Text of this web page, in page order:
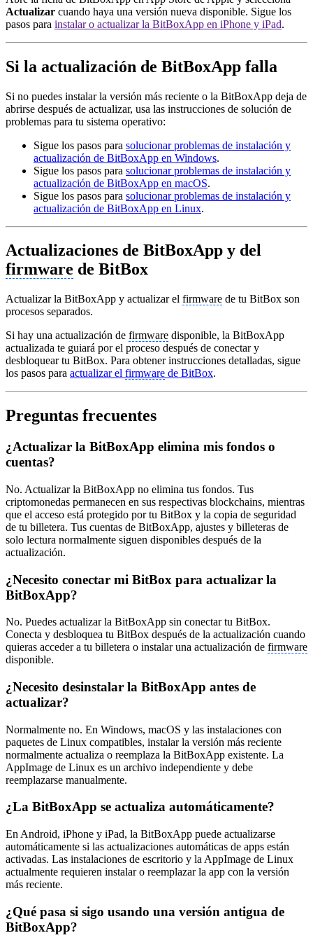
Actualizar cuando haya una versión nueva disponible. Sigue los
pasos para instalar o actualizar la BitBoxApp en iPhone y iPad.
Si la actualización de BitBoxApp falla
Si no puedes instalar la versión más reciente o la BitBoxApp deja de
abrirse después de actualizar, usa las instrucciones de solución de
problemas para tu sistema operativo:
Sigue los pasos para solucionar problemas de instalación y
actualización de BitBoxApp en Windows.
Sigue los pasos para solucionar problemas de instalación y
actualización de BitBoxApp en macOS.
Sigue los pasos para solucionar problemas de instalación y
actualización de BitBoxApp en Linux.
Actualizaciones de BitBoxApp y del
firmware de BitBox
Actualizar la BitBoxApp y actualizar el firmware de tu BitBox son
procesos separados.
Si hay una actualización de firmware disponible, la BitBoxApp
actualizada te guiará por el proceso después de conectar y
desbloquear tu BitBox. Para obtener instrucciones detalladas, sigue
los pasos para actualizar el firmware de BitBox.
Preguntas frecuentes
¿Actualizar la BitBoxApp elimina mis fondos o
cuentas?
No. Actualizar la BitBoxApp no elimina tus fondos. Tus
criptomonedas permanecen en sus respectivas blockchains, mientras
que el acceso está protegido por tu BitBox y la copia de seguridad
de tu billetera. Tus cuentas de BitBoxApp, ajustes y billeteras de
solo lectura normalmente siguen disponibles después de la
actualización.
¿Necesito conectar mi BitBox para actualizar la
BitBoxApp?
No. Puedes actualizar la BitBoxApp sin conectar tu BitBox.
Conecta y desbloquea tu BitBox después de la actualización cuando
quieras acceder a tu billetera o instalar una actualización de firmware
disponible.
¿Necesito desinstalar la BitBoxApp antes de
actualizar?
Normalmente no. En Windows, macOS y las instalaciones con
paquetes de Linux compatibles, instalar la versión más reciente
normalmente actualiza o reemplaza la BitBoxApp existente. La
AppImage de Linux es un archivo independiente y debe
reemplazarse manualmente.
¿La BitBoxApp se actualiza automáticamente?
En Android, iPhone y iPad, la BitBoxApp puede actualizarse
automáticamente si las actualizaciones automáticas de apps están
activadas. Las instalaciones de escritorio y la AppImage de Linux
actualmente requieren instalar o reemplazar la app con la versión
más reciente.
¿Qué pasa si sigo usando una versión antigua de
BitBoxApp?